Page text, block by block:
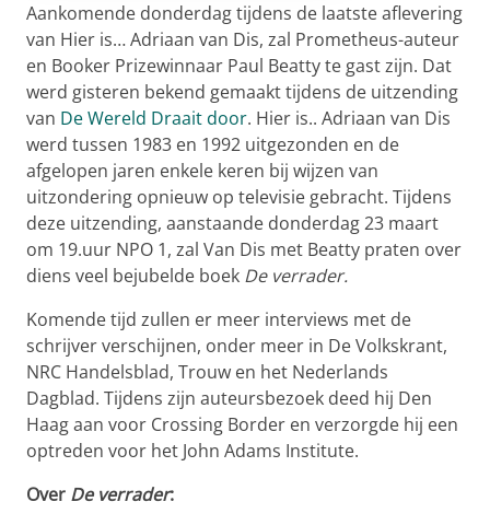
Aankomende donderdag tijdens de laatste aflevering
van Hier is… Adriaan van Dis, zal Prometheus-auteur
en Booker Prizewinnaar Paul Beatty te gast zijn. Dat
werd gisteren bekend gemaakt tijdens de uitzending
van De Wereld Draait door. Hier is.. Adriaan van Dis
werd tussen 1983 en 1992 uitgezonden en de
afgelopen jaren enkele keren bij wijzen van
uitzondering opnieuw op televisie gebracht. Tijdens
deze uitzending, aanstaande donderdag 23 maart
om 19.uur NPO 1, zal Van Dis met Beatty praten over
diens veel bejubelde boek De verrader.
Komende tijd zullen er meer interviews met de
schrijver verschijnen, onder meer in De Volkskrant,
NRC Handelsblad, Trouw en het Nederlands
Dagblad. Tijdens zijn auteursbezoek deed hij Den
Haag aan voor Crossing Border en verzorgde hij een
optreden voor het John Adams Institute.
Over De verrader: